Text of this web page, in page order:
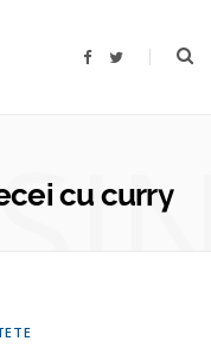
F
T
cu curry